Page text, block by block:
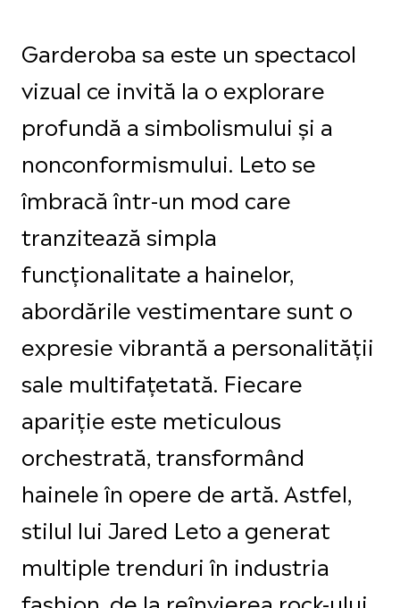
Garderoba sa este un spectacol
vizual ce invită la o explorare
profundă a simbolismului și a
nonconformismului. Leto se
îmbracă într-un mod care
tranzitează simpla
funcționalitate a hainelor,
abordările vestimentare sunt o
expresie vibrantă a personalității
sale multifațetată. Fiecare
apariție este meticulous
orchestrată, transformând
hainele în opere de artă. Astfel,
stilul lui Jared Leto a generat
multiple trenduri în industria
fashion, de la reînvierea rock-ului